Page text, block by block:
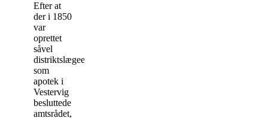
Efter at
der i 1850
var
oprettet
såvel
distriktslægeembede
som
apotek i
Vestervig
besluttede
amtsrådet,